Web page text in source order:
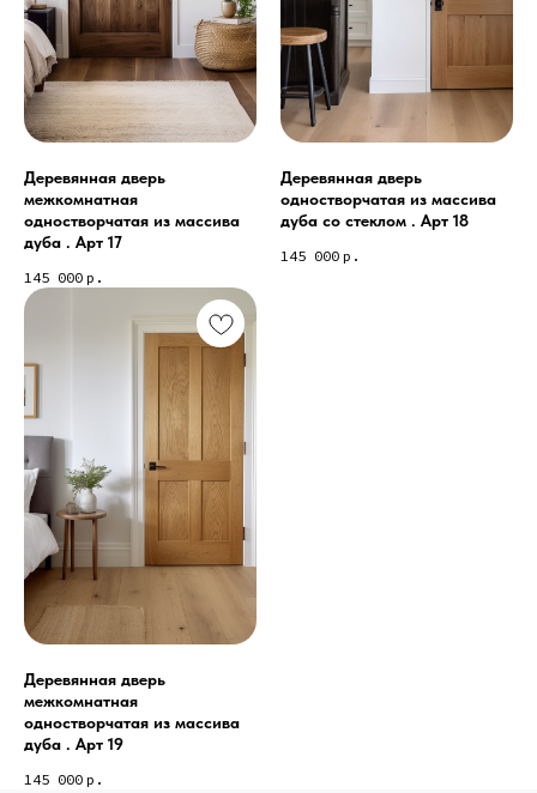
Деревянная дверь
межкомнатная
одностворчатая из массива
дуба . Арт 17
145 000 р.
Деревянная дверь
одностворчатая из массива
дуба со стеклом . Арт 18
145 000 р.
Деревянная дверь
межкомнатная
одностворчатая из массива
дуба . Арт 19
145 000 р.